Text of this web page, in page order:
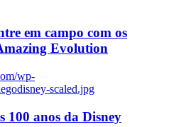
em campo com os
Evolution
wp-
scaled.jpg
100 anos da Disney